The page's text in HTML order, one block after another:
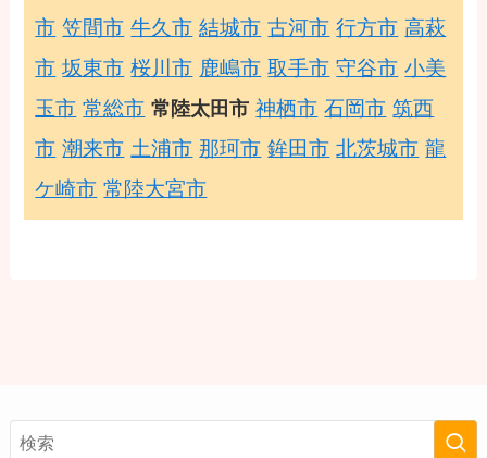
市 笠間市 牛久市 結城市 古河市 行方市 高萩
市 坂東市 桜川市 鹿嶋市 取手市 守谷市 小美
玉市 常総市 常陸太田市 神栖市 石岡市 筑西
市 潮来市 土浦市 那珂市 鉾田市 北茨城市 龍
ケ崎市 常陸大宮市